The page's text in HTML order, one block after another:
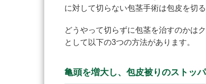
に対して切らない包茎手術は包皮を切
どうやって切らずに包茎を治すのかは
として以下の3つの方法があります。
亀頭を増大し、包皮被りのストッ